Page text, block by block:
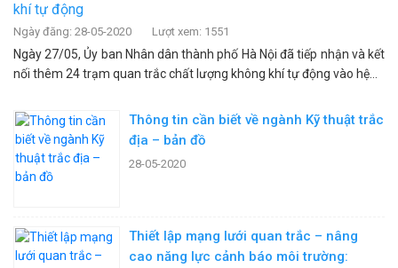
khí tự động
Ngày đăng: 28-05-2020 Lượt xem: 1551
Ngày 27/05, Ủy ban Nhân dân thành phố Hà Nội đã tiếp nhận và kết
nối thêm 24 trạm quan trắc chất lượng không khí tự động vào hệ...
Thông tin cần biết về ngành Kỹ thuật trắc
địa – bản đồ
28-05-2020
Thiết lập mạng lưới quan trắc – nâng
cao năng lực cảnh báo môi trường: